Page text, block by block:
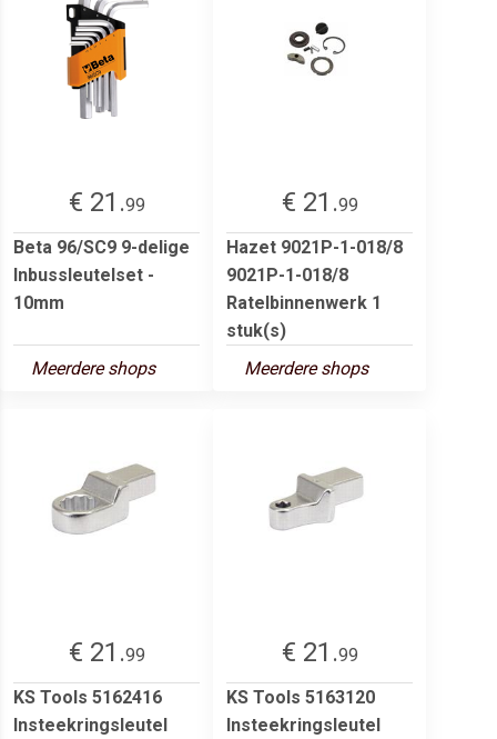
€ 21.99
Beta 96/SC9 9-delige
Inbussleutelset -
10mm
Meerdere shops
€ 21.99
Hazet 9021P-1-018/8
9021P-1-018/8
Ratelbinnenwerk 1
stuk(s)
Meerdere shops
€ 21.99
KS Tools 5162416
Insteekringsleutel
€ 21.99
KS Tools 5163120
Insteekringsleutel